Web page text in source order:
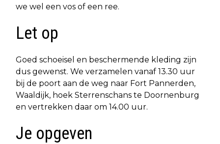
we wel een vos of een ree.
Let op
Goed schoeisel en beschermende kleding zijn
dus gewenst. We verzamelen vanaf 13.30 uur
bij de poort aan de weg naar Fort Pannerden,
Waaldijk, hoek Sterrenschans te Doornenburg
en vertrekken daar om 14.00 uur.
Je opgeven